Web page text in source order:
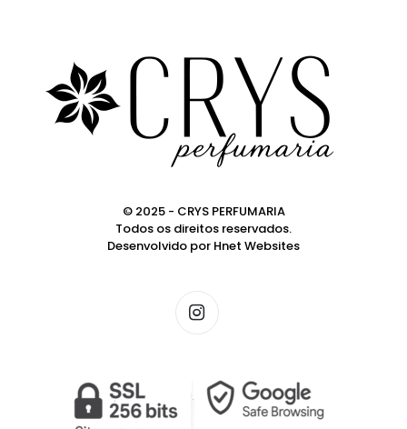
© 2025 - CRYS PERFUMARIA
Todos os direitos reservados.
Desenvolvido por Hnet Websites